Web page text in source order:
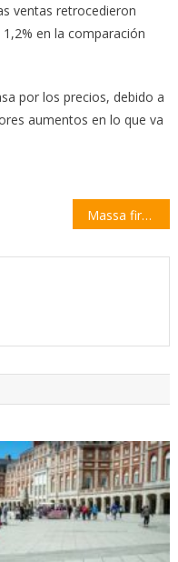
ventas retrocedieron
en la comparación
por los precios, debido a
aumentos en lo que va
Massa firmará un acuerdo de intercambio de información tributaria con Estados Unidos